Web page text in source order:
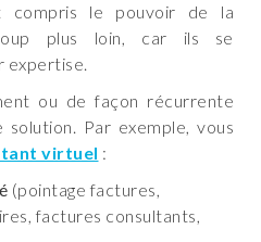
compris le pouvoir de la
plus loin, car ils se
expertise.
ou de façon récurrente
Par exemple, vous
virtuel :
(pointage factures,
factures consultants,